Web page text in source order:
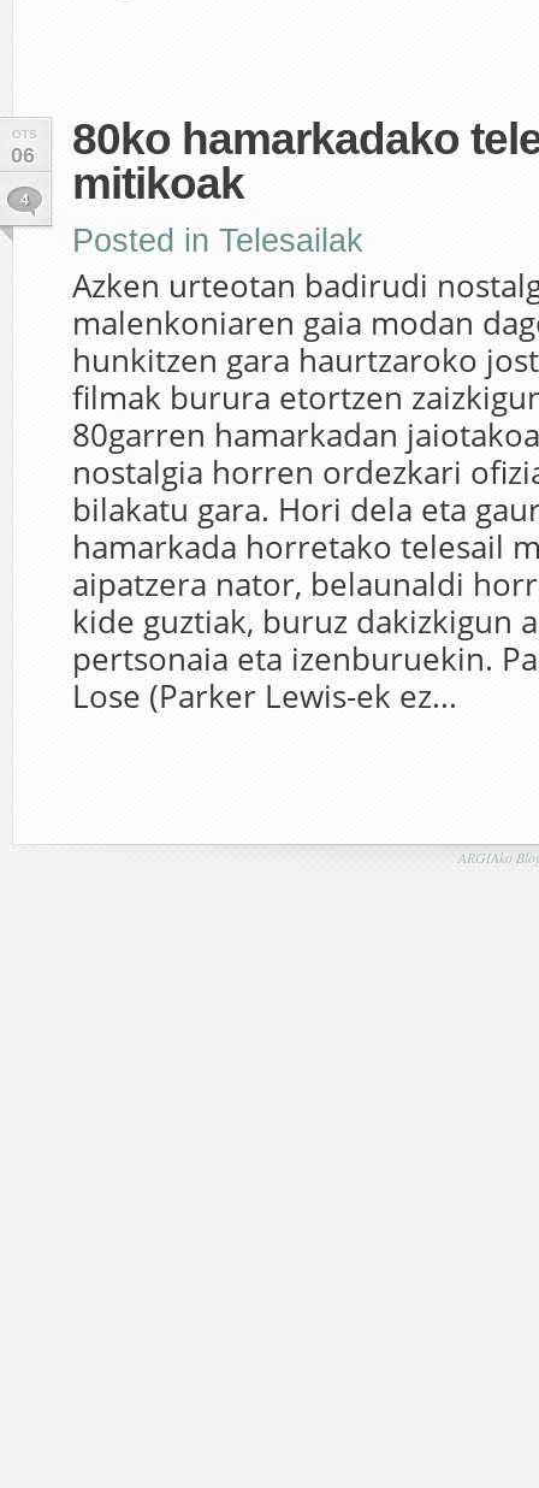
OTS
06
4
80ko hamarkadako
mitikoak
Posted in Telesailak
Azken urteotan badirudi
malenkoniaren gaia modan
hunkitzen gara haurtzaroko
filmak burura etortzen
80garren hamarkadan
nostalgia horren ordezkari
bilakatu gara. Hori dela eta
hamarkada horretako telesail
aipatzera nator, belaunaldi
kide guztiak, buruz dakizkigun
pertsonaia eta izenburuekin.
Lose (Parker Lewis-ek ez...
ARGIAko